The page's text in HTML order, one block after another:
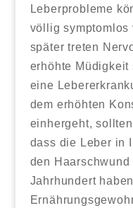
Leberprobleme
völlig symptomlos
später treten
erhöhte
eine
dem erhöhten
einhergeht,
dass die Leber in
den
Jahrhundert